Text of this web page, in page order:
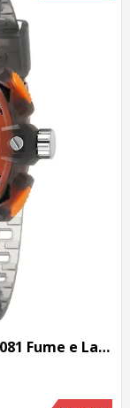
Relógio Masculino Smael AnaDigi 8081 Fume e Laranja